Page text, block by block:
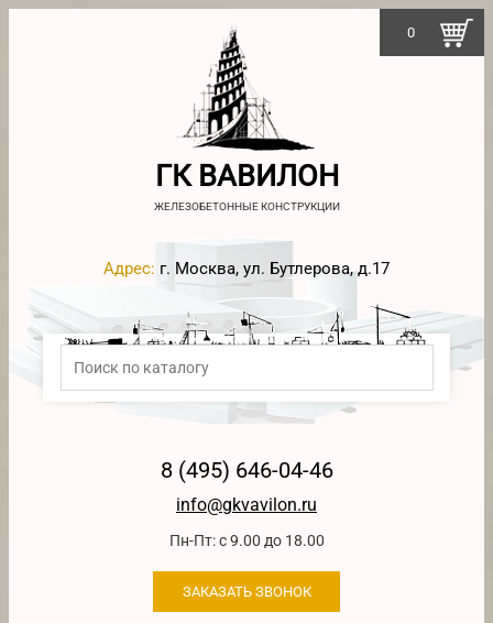
ГК ВАВИЛОН
ЖЕЛЕЗОБЕТОННЫЕ КОНСТРУКЦИИ
Адрес: г. Москва, ул. Бутлерова, д.17
8 (495) 646-04-46
info@gkvavilon.ru
Пн-Пт: с 9.00 до 18.00
ЗАКАЗАТЬ ЗВОНОК
0